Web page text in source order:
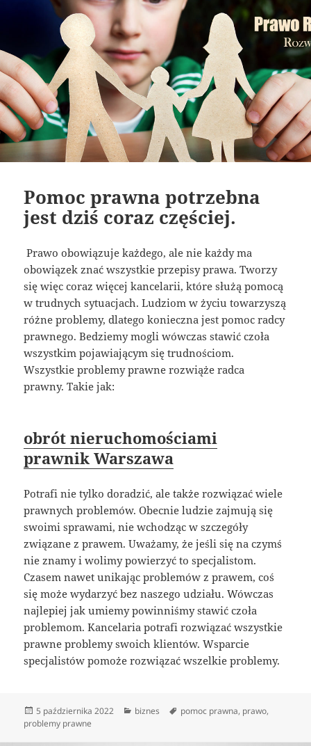
Pomoc prawna potrzebna
jest dziś coraz częściej.
Prawo obowiązuje każdego, ale nie każdy ma
obowiązek znać wszystkie przepisy prawa. Tworzy
się więc coraz więcej kancelarii, które służą pomocą
w trudnych sytuacjach. Ludziom w życiu towarzyszą
różne problemy, dlatego konieczna jest pomoc radcy
prawnego. Bedziemy mogli wówczas stawić czoła
wszystkim pojawiającym się trudnościom.
Wszystkie problemy prawne rozwiąże radca
prawny. Takie jak:
obrót nieruchomościami
prawnik Warszawa
Potrafi nie tylko doradzić, ale także rozwiązać wiele
prawnych problemów. Obecnie ludzie zajmują się
swoimi sprawami, nie wchodząc w szczegóły
związane z prawem. Uważamy, że jeśli się na czymś
nie znamy i wolimy powierzyć to specjalistom.
Czasem nawet unikając problemów z prawem, coś
się może wydarzyć bez naszego udziału. Wówczas
najlepiej jak umiemy powinniśmy stawić czoła
problemom. Kancelaria potrafi rozwiązać wszystkie
prawne problemy swoich klientów. Wsparcie
specjalistów pomoże rozwiązać wszelkie problemy.
Data
publikacji
5 października 2022 Kategorie
biznes Tagi
pomoc prawna, prawo,
problemy prawne